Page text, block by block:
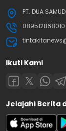
PT. DUA
089512868010
Ikuti Kami
Jelajahi Berita